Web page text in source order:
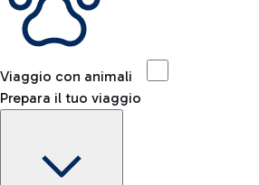
Viaggio con animali
Prepara il tuo viaggio